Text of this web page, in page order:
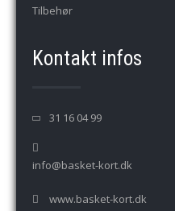
Tilbehør
Kontakt infos
31 16 04 99
info@basket-kort.dk
www.basket-kort.dk